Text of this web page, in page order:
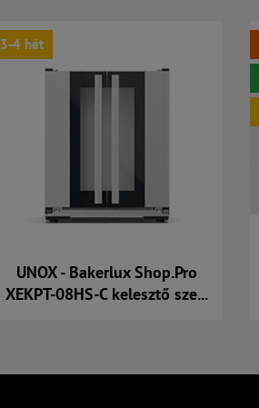
3-4 hét
UNOX - Bakerlux Shop.Pro
XEKPT-08HS-C kelesztő sze...
Kosárba